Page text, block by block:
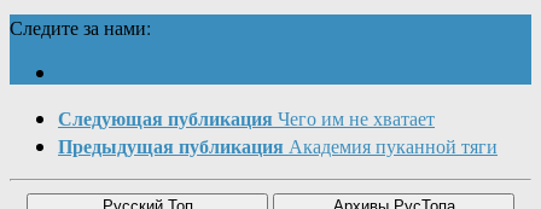
Следите за нами:
Следующая публикация Чего им не хватает
Предыдущая публикация Академия пуканной тяги